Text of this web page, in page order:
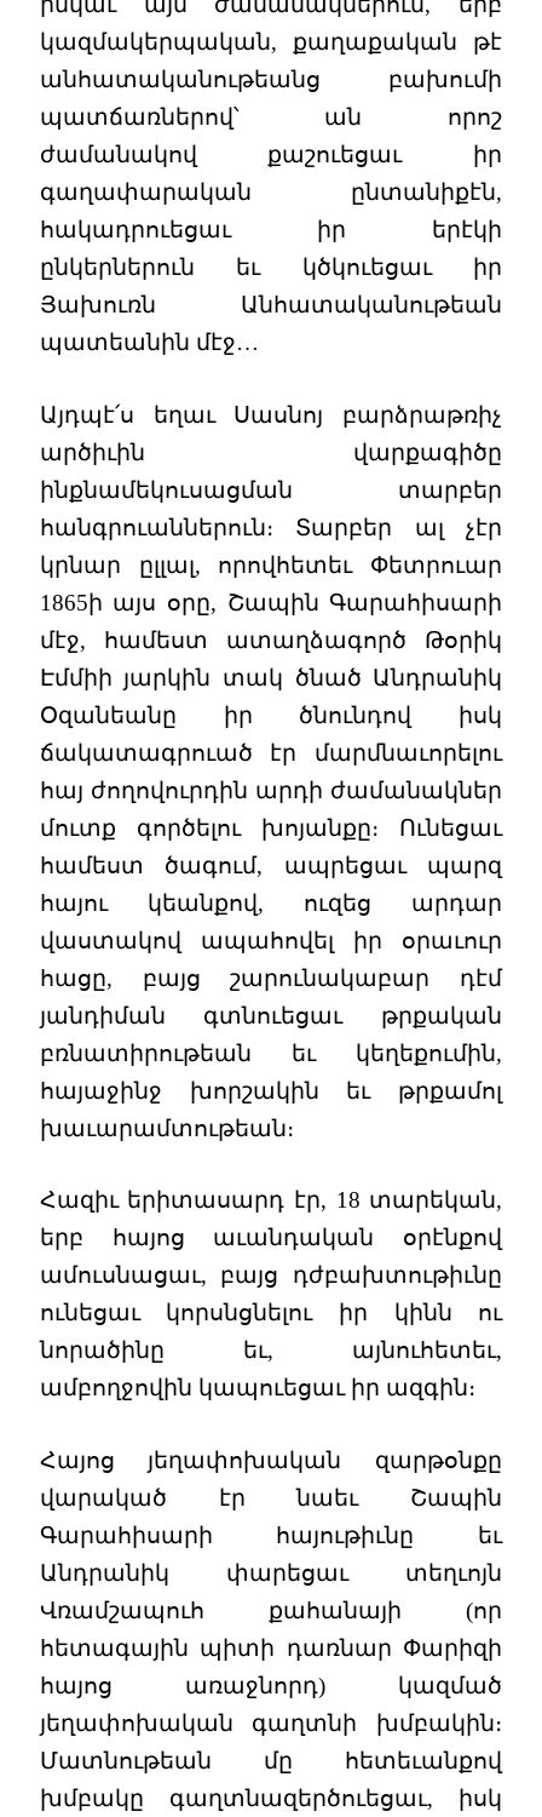
կազմակերպական, քաղաքական թէ
անհատականութեանց բախումի
պատճառներով՝ ան որոշ
ժամանակով քաշուեցաւ իր
գաղափարական ընտանիքէն,
հակադրուեցաւ իր երէկի
ընկերներուն եւ կծկուեցաւ իր
Յախուռն Անհատականութեան
պատեանին մէջ…
Այդպէ՛ս եղաւ Սասնոյ բարձրաթռիչ
արծիւին վարքագիծը
ինքնամեկուսացման տարբեր
հանգրուաններուն։ Տարբեր ալ չէր
կրնար ըլլալ, որովհետեւ Փետրուար
1865ի այս օրը, Շապին Գարահիսարի
մէջ, համեստ ատաղձագործ Թօրիկ
Էմմիի յարկին տակ ծնած Անդրանիկ
Օզանեանը իր ծնունդով իսկ
ճակատագրուած էր մարմնաւորելու
հայ ժողովուրդին արդի ժամանակներ
մուտք գործելու խոյանքը։ Ունեցաւ
համեստ ծագում, ապրեցաւ պարզ
հայու կեանքով, ուզեց արդար
վաստակով ապահովել իր օրաւուր
հացը, բայց շարունակաբար դէմ
յանդիման գտնուեցաւ թրքական
բռնատիրութեան եւ կեղեքումին,
հայաջինջ խորշակին եւ թրքամոլ
խաւարամտութեան։
Հազիւ երիտասարդ էր, 18 տարեկան,
երբ հայոց աւանդական օրէնքով
ամուսնացաւ, բայց դժբախտութիւնը
ունեցաւ կորսնցնելու իր կինն ու
նորածինը եւ, այնուհետեւ,
ամբողջովին կապուեցաւ իր ազգին։
Հայոց յեղափոխական զարթօնքը
վարակած էր նաեւ Շապին
Գարահիսարի հայութիւնը եւ
Անդրանիկ փարեցաւ տեղւոյն
Վռամշապուհ քահանայի (որ
հետագային պիտի դառնար Փարիզի
հայոց առաջնորդ) կազմած
յեղափոխական գաղտնի խմբակին։
Մատնութեան մը հետեւանքով
խմբակը գաղտնազերծուեցաւ, իսկ